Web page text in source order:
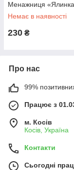
Менажниця
Немає в наявності
230 ₴
Про нас
99%
Працює з
м. Косів
Косів, Україна
Контакти
Сьогодні